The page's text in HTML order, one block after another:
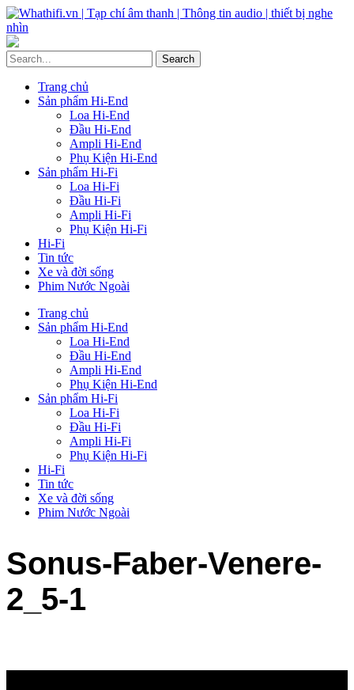
Trang chủ
Sản phẩm Hi-End
Loa Hi-End
Đầu Hi-End
Ampli Hi-End
Phụ Kiện Hi-End
Sản phẩm Hi-Fi
Loa Hi-Fi
Đầu Hi-Fi
Ampli Hi-Fi
Phụ Kiện Hi-Fi
Hi-Fi
Tin tức
Xe và đời sống
Phim Nước Ngoài
Trang chủ
Sản phẩm Hi-End
Loa Hi-End
Đầu Hi-End
Ampli Hi-End
Phụ Kiện Hi-End
Sản phẩm Hi-Fi
Loa Hi-Fi
Đầu Hi-Fi
Ampli Hi-Fi
Phụ Kiện Hi-Fi
Hi-Fi
Tin tức
Xe và đời sống
Phim Nước Ngoài
Sonus-Faber-Venere-
2_5-1